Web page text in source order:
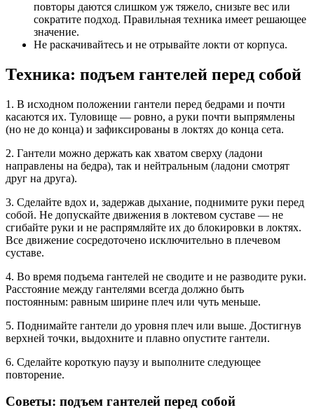
повторы даются слишком уж тяжело, снизьте вес или
сократите подход. Правильная техника имеет решающее
значение.
Не раскачивайтесь и не отрывайте локти от корпуса.
Техника: подъем гантелей перед собой
1. В исходном положении гантели перед бедрами и почти
касаются их. Туловище — ровно, а руки почти выпрямлены
(но не до конца) и зафиксированы в локтях до конца сета.
2. Гантели можно держать как хватом сверху (ладони
направлены на бедра), так и нейтральным (ладони смотрят
друг на друга).
3. Сделайте вдох и, задержав дыхание, поднимите руки перед
собой. Не допускайте движения в локтевом суставе — не
сгибайте руки и не распрямляйте их до блокировки в локтях.
Все движение сосредоточено исключительно в плечевом
суставе.
4. Во время подъема гантелей не сводите и не разводите руки.
Расстояние между гантелями всегда должно быть
постоянным: равным ширине плеч или чуть меньше.
5. Поднимайте гантели до уровня плеч или выше. Достигнув
верхней точки, выдохните и плавно опустите гантели.
6. Сделайте короткую паузу и выполните следующее
повторение.
Советы: подъем гантелей перед собой